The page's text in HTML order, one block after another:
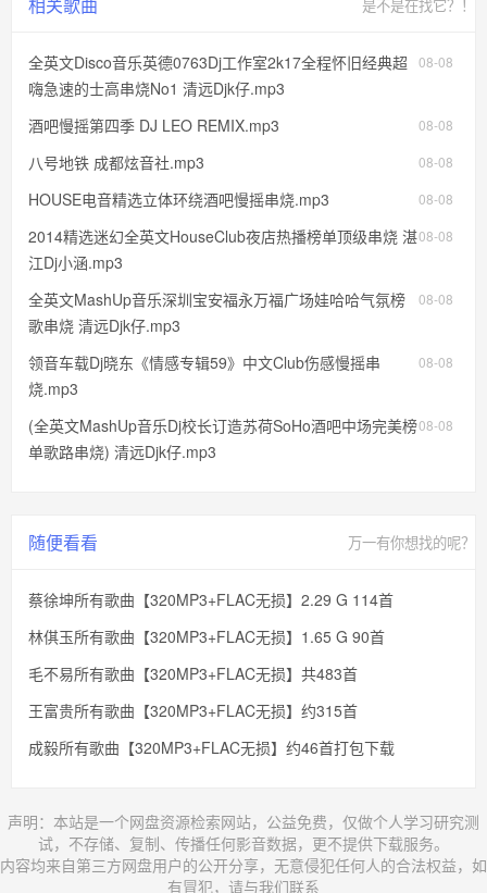
是不是在找它？！
08-08
全英文Disco音乐英德0763Dj工作室2k17全程怀旧经典超
嗨急速的士高串烧No1 清远Djk仔.mp3
08-08
酒吧慢摇第四季 DJ LEO REMIX.mp3
08-08
八号地铁 成都炫音社.mp3
08-08
HOUSE电音精选立体环绕酒吧慢摇串烧.mp3
08-08
2014精选迷幻全英文HouseClub夜店热播榜单顶级串烧 湛
江Dj小涵.mp3
08-08
全英文MashUp音乐深圳宝安福永万福广场娃哈哈气氛榜
歌串烧 清远Djk仔.mp3
08-08
领音车载Dj晓东《情感专辑59》中文Club伤感慢摇串
烧.mp3
08-08
(全英文MashUp音乐Dj校长订造苏荷SoHo酒吧中场完美榜
单歌路串烧) 清远Djk仔.mp3
随便看看 万一有你想找的呢？
蔡徐坤所有歌曲【320MP3+FLAC无损】2.29 G 114首
林倛玉所有歌曲【320MP3+FLAC无损】1.65 G 90首
毛不易所有歌曲【320MP3+FLAC无损】共483首
王富贵所有歌曲【320MP3+FLAC无损】约315首
成毅所有歌曲【320MP3+FLAC无损】约46首打包下载
声明：本站是一个网盘资源检索网站，公益免费，仅做个人学习研究测
试，不存储、复制、传播任何影音数据，更不提供下载服务。
内容均来自第三方网盘用户的公开分享，无意侵犯任何人的合法权益，如
有冒犯，请与我们联系